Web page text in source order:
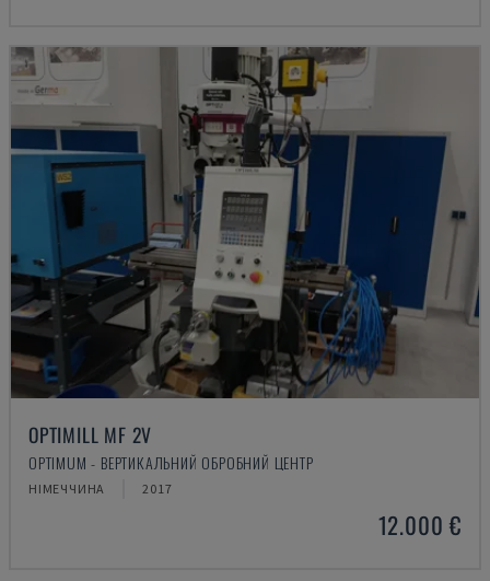
OPTIMILL MF 2V
OPTIMUM - ВЕРТИКАЛЬНИЙ ОБРОБНИЙ ЦЕНТР
НІМЕЧЧИНА 2017
12.000 €